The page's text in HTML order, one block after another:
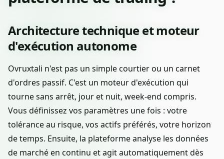
Architecture technique et moteur
d'exécution autonome
Ovruxtali n'est pas un simple courtier ou un carnet
d'ordres passif. C'est un moteur d'exécution qui
tourne sans arrêt, jour et nuit, week-end compris.
Vous définissez vos paramètres une fois : votre
tolérance au risque, vos actifs préférés, votre horizon
de temps. Ensuite, la plateforme analyse les données
de marché en continu et agit automatiquement dès